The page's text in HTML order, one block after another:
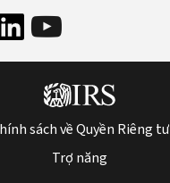
sách về Quyền Riêng tư
Trợ năng